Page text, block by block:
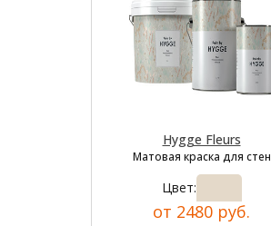
Hygge Fleurs
Матовая краска для стен
Цвет:
от 2480 руб.